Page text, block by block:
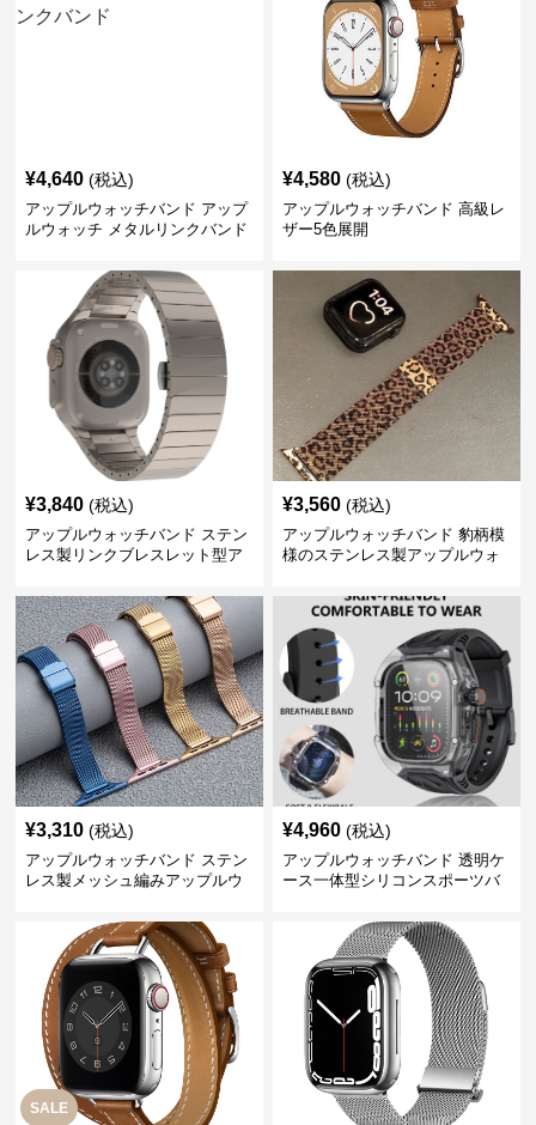
¥4,640 (税込)
アップルウォッチバンド アップ
ルウォッチ メタルリンクバンド
¥4,580 (税込)
アップルウォッチバンド 高級レ
ザー5色展開
¥3,840 (税込)
アップルウォッチバンド ステン
レス製リンクブレスレット型ア
¥3,560 (税込)
アップルウォッチバンド 豹柄模
様のステンレス製アップルウォ
¥3,310 (税込)
アップルウォッチバンド ステン
レス製メッシュ編みアップルウ
¥4,960 (税込)
アップルウォッチバンド 透明ケ
ース一体型シリコンスポーツバ
SALE